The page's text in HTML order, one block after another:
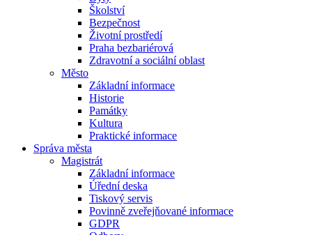
Školství
Bezpečnost
Životní prostředí
Praha bezbariérová
Zdravotní a sociální oblast
Město
Základní informace
Historie
Památky
Kultura
Praktické informace
Správa města
Magistrát
Základní informace
Úřední deska
Tiskový servis
Povinně zveřejňované informace
GDPR